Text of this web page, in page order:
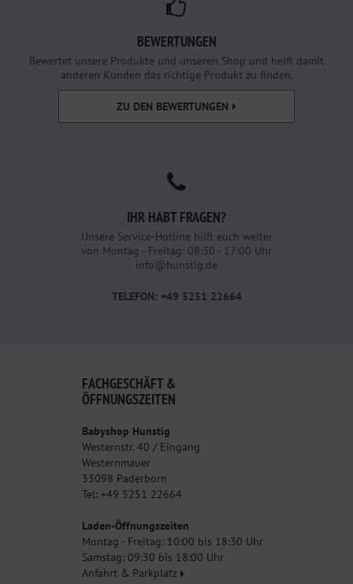
BEWERTUNGEN
Bewertet unsere Produkte und unseren Shop und helft damit
anderen Kunden das richtige Produkt zu finden.
ZU DEN BEWERTUNGEN
IHR HABT FRAGEN?
Unsere Service-Hotline hilft euch weiter
von Montag - Freitag: 08:30 - 17:00 Uhr
info@hunstig.de
TELEFON: +49 5251 22664
FACHGESCHÄFT &
ÖFFNUNGSZEITEN
Babyshop Hunstig
Westernstr. 40 / Eingang
Westernmauer
33098 Paderborn
Tel: +49 5251 22664
Laden-Öffnungszeiten
Montag - Freitag: 10:00 bis 18:30 Uhr
Samstag: 09:30 bis 18:00 Uhr
Anfahrt & Parkplatz